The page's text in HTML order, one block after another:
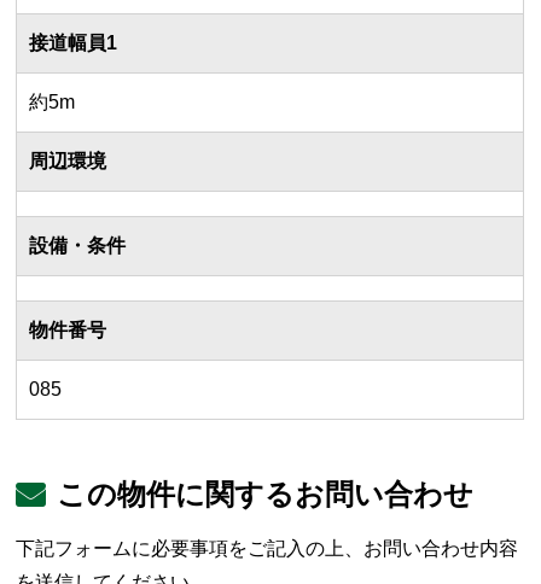
接道幅員1
約5m
周辺環境
設備・条件
物件番号
085
この物件に関するお問い合わせ
下記フォームに必要事項をご記入の上、お問い合わせ内容